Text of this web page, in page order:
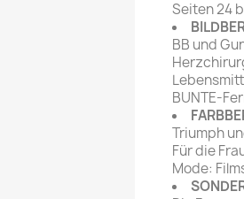
Seiten 24
BB und
BUNTE-
Triumph
Für die
Mode: